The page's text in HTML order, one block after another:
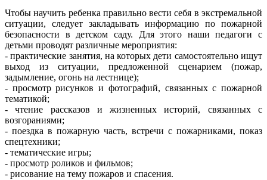
Чтобы научить ребенка правильно вести себя в экстремальной
ситуации, следует закладывать информацию по пожарной
безопасности в детском саду. Для этого наши педагоги с
детьми проводят различные мероприятия:
- практические занятия, на которых дети самостоятельно ищут
выход из ситуации, предложенной сценарием (пожар,
задымление, огонь на лестнице);
- просмотр рисунков и фотографий, связанных с пожарной
тематикой;
- чтение рассказов и жизненных историй, связанных с
возгораниями;
- поездка в пожарную часть, встречи с пожарниками, показ
спецтехники;
- тематические игры;
- просмотр роликов и фильмов;
- рисование на тему пожаров и спасения.